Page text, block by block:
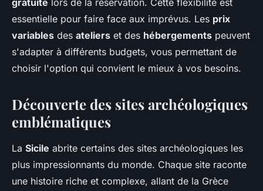
gratuite lors de la réservation. Cette flexibilité est
essentielle pour faire face aux imprévus. Les prix
variables des ateliers et des hébergements peuvent
s'adapter à différents budgets, vous permettant de
choisir l'option qui convient le mieux à vos besoins.
Découverte des sites archéologiques
emblématiques
La Sicile abrite certains des sites archéologiques les
plus impressionnants du monde. Chaque site raconte
une histoire riche et complexe, allant de la Grèce